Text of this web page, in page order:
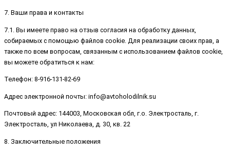
7. Ваши права и контакты
7.1. Вы имеете право на отзыв согласия на обработку данных,
собираемых с помощью файлов cookie. Для реализации своих прав, а
также по всем вопросам, связанным с использованием файлов cookie,
вы можете обратиться к нам:
Телефон: 8-916-131-82-69
Адрес электронной почты: info@avtoholodilnik.su
Почтовый адрес: 144003, Московская обл, г.о. Электросталь, г.
Электросталь, ул Николаева, д. 30, кв. 22
8. Заключительные положения